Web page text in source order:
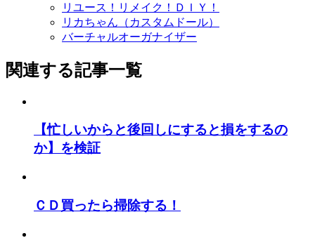
リユース！リメイク！ＤＩＹ！
リカちゃん（カスタムドール）
バーチャルオーガナイザー
関連する記事一覧
【忙しいからと後回しにすると損をするの
か】を検証
ＣＤ買ったら掃除する！